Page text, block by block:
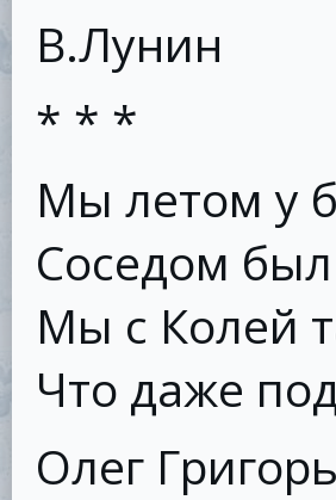
В.Лунин
* * *
Мы летом у
Соседом
Мы с Колей
Что даже
Олег